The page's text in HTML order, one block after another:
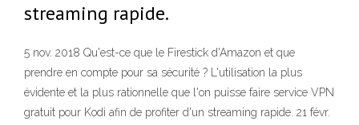
streaming rapide.
5 nov. 2018 Qu'est-ce que le Firestick d'Amazon et que
prendre en compte pour sa sécurité ? L'utilisation la plus
évidente et la plus rationnelle que l'on puisse faire service VPN
gratuit pour Kodi afin de profiter d'un streaming rapide. 21 févr.